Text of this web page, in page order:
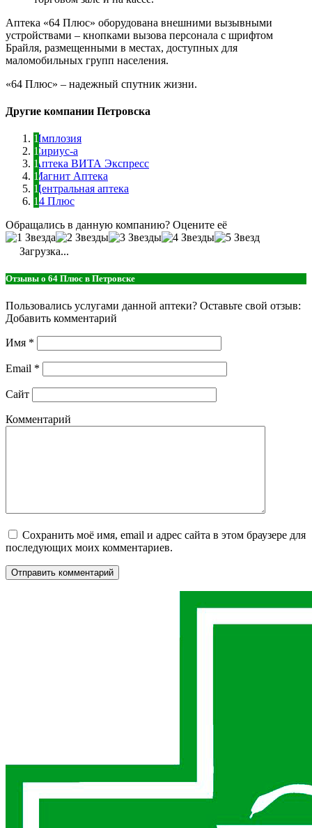
Аптека «64 Плюс» оборудована внешними вызывными
устройствами – кнопками вызова персонала с шрифтом
Брайля, размещенными в местах, доступных для
маломобильных групп населения.
«64 Плюс» – надежный спутник жизни.
Другие компании Петровска
Имплозия
Сириус-а
Аптека ВИТА Экспресс
Магнит Аптека
Центральная аптека
64 Плюс
Обращались в данную компанию? Оцените её
Загрузка...
Отзывы о 64 Плюс в Петровске
Пользовались услугами данной аптеки? Оставьте свой отзыв:
Добавить комментарий
Имя *
Email *
Сайт
Комментарий
Сохранить моё имя, email и адрес сайта в этом браузере для
последующих моих комментариев.